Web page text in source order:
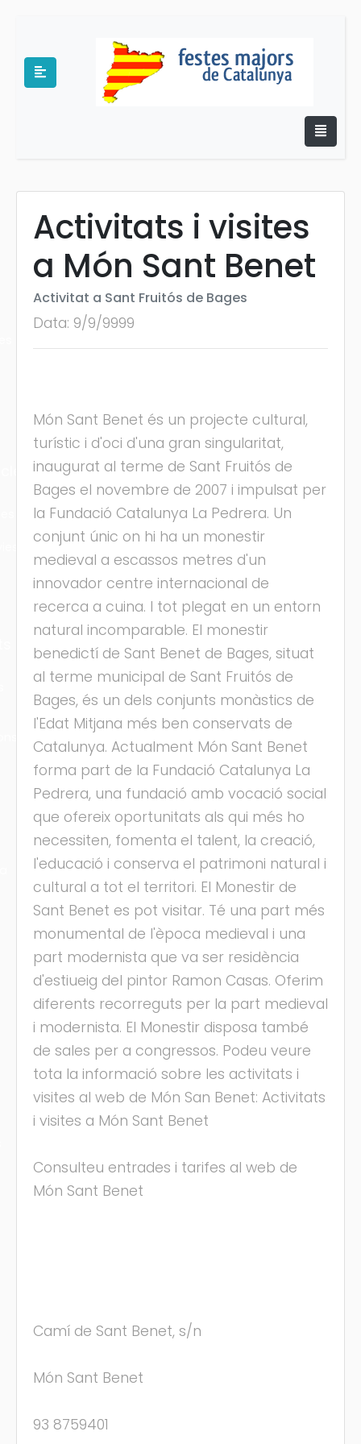
Activitats i visites
a Món Sant Benet
Activitat a Sant Fruitós de Bages
Data: 9/9/9999
Món Sant Benet és un projecte cultural,
turístic i d'oci d'una gran singularitat,
inaugurat al terme de Sant Fruitós de
Bages el novembre de 2007 i impulsat per
la Fundació Catalunya La Pedrera. Un
conjunt únic on hi ha un monestir
medieval a escassos metres d'un
innovador centre internacional de
recerca a cuina. I tot plegat en un entorn
natural incomparable. El monestir
benedictí de Sant Benet de Bages, situat
al terme municipal de Sant Fruitós de
Bages, és un dels conjunts monàstics de
l'Edat Mitjana més ben conservats de
Catalunya. Actualment Món Sant Benet
forma part de la Fundació Catalunya La
Pedrera, una fundació amb vocació social
que ofereix oportunitats als qui més ho
necessiten, fomenta el talent, la creació,
l'educació i conserva el patrimoni natural i
cultural a tot el territori. El Monestir de
Sant Benet es pot visitar. Té una part més
monumental de l'època medieval i una
part modernista que va ser residència
d'estiueig del pintor Ramon Casas. Oferim
diferents recorreguts per la part medieval
i modernista. El Monestir disposa també
de sales per a congressos. Podeu veure
tota la informació sobre les activitats i
visites al web de Món San Benet: Activitats
i visites a Món Sant Benet
Consulteu entrades i tarifes al web de
Món Sant Benet
Camí de Sant Benet, s/n
Món Sant Benet
93 8759401